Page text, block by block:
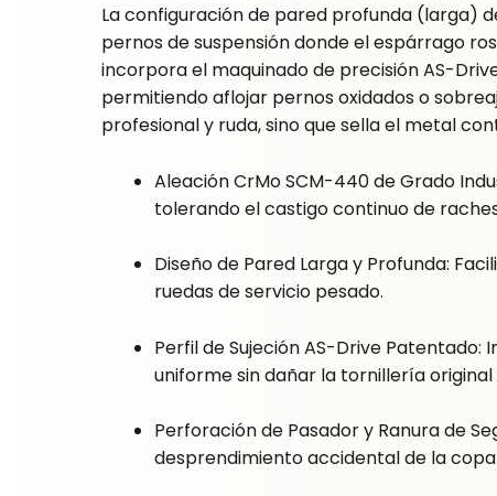
La configuración de pared profunda (larga)
pernos de suspensión donde el espárrago
incorpora el maquinado de precisión AS-
permitiendo aflojar pernos oxidados o
profesional y ruda, sino que sella el metal
Aleación CrMo SCM-440 de Grado
tolerando el castigo continuo de
Diseño de Pared Larga y Profunda:
ruedas de servicio pesado.
Perfil de Sujeción AS-Drive
uniforme sin dañar la tornillería original
Perforación de Pasador y Ranura de
desprendimiento accidental de la